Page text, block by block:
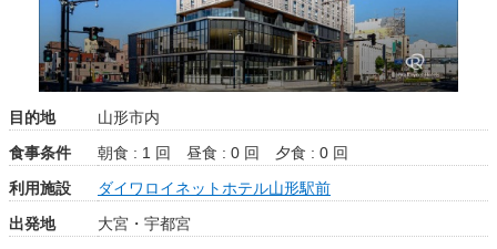
目的地
山形市内
食事条件
朝食 : 1 回 昼食 : 0 回
夕食 : 0 回
利用施設
ダイワロイネットホテル山形駅前
出発地
大宮・宇都宮